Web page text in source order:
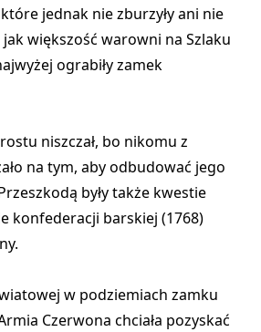
jednak nie zburzyły ani nie
większość warowni na Szlaku
ograbiły zamek
niszczał, bo nikomu z
na tym, aby odbudować jego
były także kwestie
konfederacji barskiej (1768)
w podziemiach zamku
Czerwona chciała pozyskać